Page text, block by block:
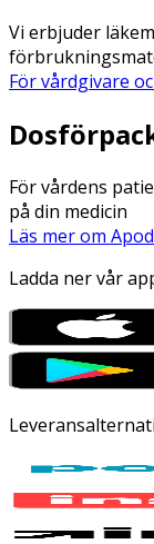
Vi erbjuder
För vårdgivare
För vårdens
på din medicin
Läs mer om
Ladda ner vår